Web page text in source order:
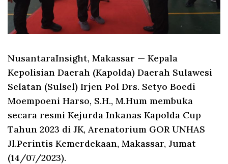
NusantaraInsight, Makassar — Kepala
Kepolisian Daerah (Kapolda) Daerah Sulawesi
Selatan (Sulsel) Irjen Pol Drs. Setyo Boedi
Moempoeni Harso, S.H., M.Hum membuka
secara resmi Kejurda Inkanas Kapolda Cup
Tahun 2023 di JK, Arenatorium GOR UNHAS
Jl.Perintis Kemerdekaan, Makassar, Jumat
(14/07/2023).